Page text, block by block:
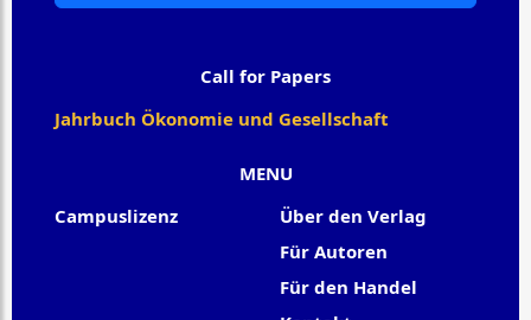
MENU
Campuslizenz
Über den Verlag
Für Autoren
Für den Handel
Call for Papers
Jahrbuch Ökonomie und Gesellschaft